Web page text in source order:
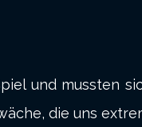
und mussten
die uns